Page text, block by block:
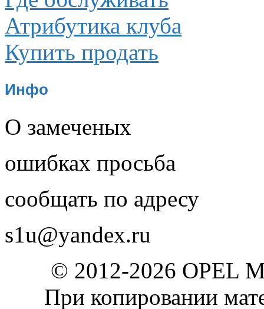
Атрибутика клуба
Купить продать
Инфо
О замеченых
ошибках просьба
сообщать по адресу
s1u@yandex.ru
© 2012-2026 OPEL
При копировании